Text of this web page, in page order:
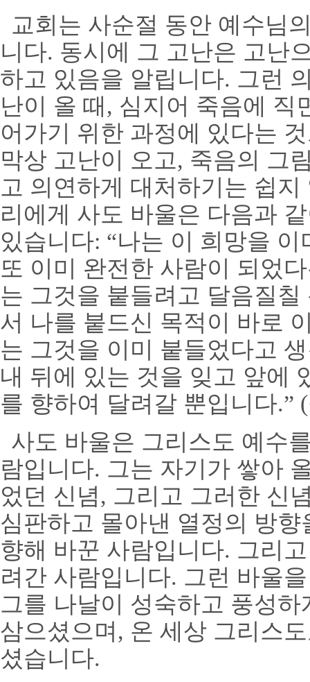
교회는 사순절 동안 예수님
니다. 동시에 그 고난은 고난
하고 있음을 알립니다. 그런
난이 올 때, 심지어 죽음에 직
어가기 위한 과정에 있다는
막상 고난이 오고, 죽음의 그
고 의연하게 대처하기는 쉽지
리에게 사도 바울은 다음과
있습니다: “나는 이 희망을
또 이미 완전한 사람이 되었
는 그것을 붙들려고 달음질칠
서 나를 붙드신 목적이 바로
는 그것을 이미 붙들었다고
내 뒤에 있는 것을 잊고 앞에
를 향하여 달려갈 뿐입니다.” (
사도 바울은 그리스도 예수
람입니다. 그는 자기가 쌓아
었던 신념, 그리고 그러한 신
심판하고 몰아낸 열정의 방
향해 바꾼 사람입니다. 그리
려간 사람입니다. 그런 바울
그를 나날이 성숙하고 풍성하
삼으셨으며, 온 세상 그리스
셨습니다.